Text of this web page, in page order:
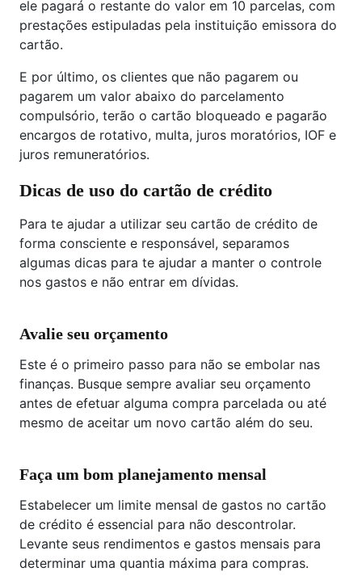
ele pagará o restante do valor em 10 parcelas, com
prestações estipuladas pela instituição emissora do
cartão.
E por último, os clientes que não pagarem ou
pagarem um valor abaixo do parcelamento
compulsório, terão o cartão bloqueado e pagarão
encargos de rotativo, multa, juros moratórios, IOF e
juros remuneratórios.
Dicas de uso do cartão de crédito
Para te ajudar a utilizar seu cartão de crédito de
forma consciente e responsável, separamos
algumas dicas para te ajudar a manter o controle
nos gastos e não entrar em dívidas.
Avalie seu orçamento
Este é o primeiro passo para não se embolar nas
finanças. Busque sempre avaliar seu orçamento
antes de efetuar alguma compra parcelada ou até
mesmo de aceitar um novo cartão além do seu.
Faça um bom planejamento mensal
Estabelecer um limite mensal de gastos no cartão
de crédito é essencial para não descontrolar.
Levante seus rendimentos e gastos mensais para
determinar uma quantia máxima para compras.